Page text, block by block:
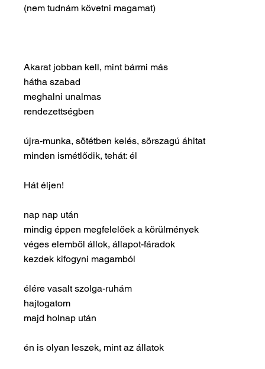
(nem tudnám követni magamat)
Akarat jobban kell, mint bármi más
hátha szabad
meghalni unalmas
rendezettségben
újra-munka, sötétben kelés, sörszagú áhitat
minden ismétlődik, tehát: él
Hát éljen!
nap nap után
mindig éppen megfelelőek a körülmények
véges elemből állok, állapot-fáradok
kezdek kifogyni magamból
élére vasalt szolga-ruhám
hajtogatom
majd holnap után
én is olyan leszek, mint az állatok